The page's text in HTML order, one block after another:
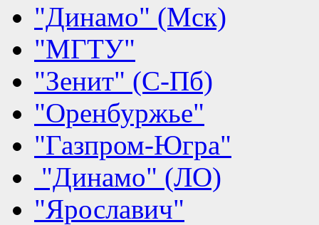
"Динамо" (Мск)
"МГТУ"
"Зенит" (С-Пб)
"Оренбуржье"
"Газпром-Югра"
"Динамо" (ЛО)
"Ярославич"